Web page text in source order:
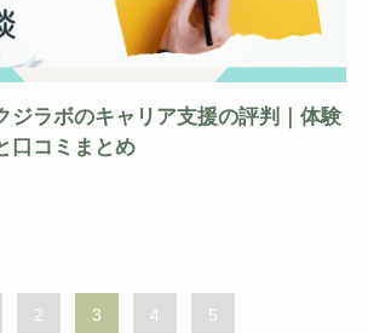
ジラボのキャリア支援の評判｜体験
口コミまとめ
2 3 4 5